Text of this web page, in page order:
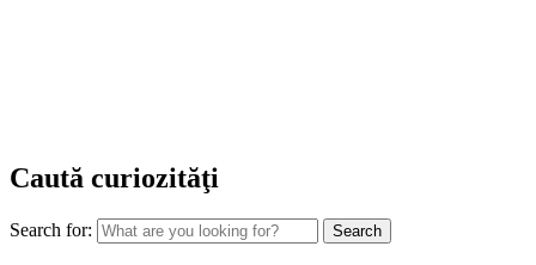
Caută curiozităţi
Search for: